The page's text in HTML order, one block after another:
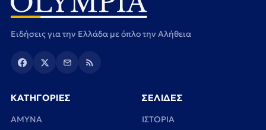
Ειδήσεις για την Ελλάδα με όπλο την Αλήθεια
ΚΑΤΗΓΟΡΙΕΣ
ΑΜΥΝΑ
ΣΕΛΙΔΕΣ
ΙΣΤΟΡΙΑ